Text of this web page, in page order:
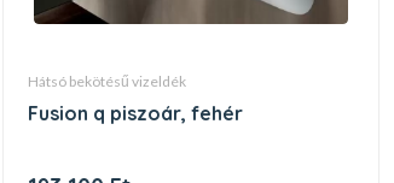
hátsó bekötésű vizeldék
fusion q piszoár, fehér